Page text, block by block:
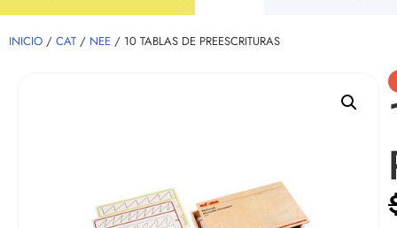
INICIO / CAT / NEE / 10 TABLAS DE PREESCRITURAS